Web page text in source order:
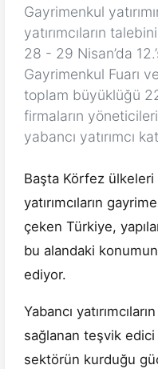
Gayrimenkul
yatırımcıların
28 - 29 Nisan’da
Gayrimenkul Fuarı
toplam büyüklüğü
firmaların
yabancı yatırımcı
Başta Körfez ülkeleri
yatırımcıların
çeken Türkiye,
bu alandaki
ediyor.
Yabancı
sağlanan teşvik
sektörün kurduğu